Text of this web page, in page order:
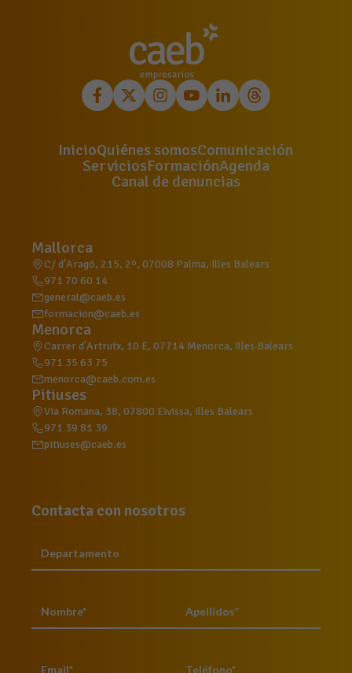
InicioQuiénes somosComunicación
ServiciosFormaciónAgenda
Canal de denuncias
Mallorca
C/ d'Aragó, 215, 2º, 07008 Palma, Illes Balears
971 70 60 14
general@caeb.es
formacion@caeb.es
Menorca
Carrer d'Artrutx, 10 E, 07714 Menorca, Illes Balears
971 35 63 75
menorca@caeb.com.es
Pitiuses
Via Romana, 38, 07800 Eivissa, Illes Balears
971 39 81 39
pitiuses@caeb.es
Contacta con nosotros